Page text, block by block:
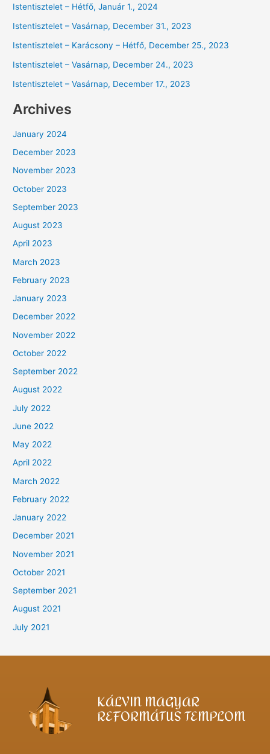
Istentisztelet – Hétfő, Január 1., 2024
Istentisztelet – Vasárnap, December 31., 2023
Istentisztelet – Karácsony – Hétfő, December 25., 2023
Istentisztelet – Vasárnap, December 24., 2023
Istentisztelet – Vasárnap, December 17., 2023
Archives
January 2024
December 2023
November 2023
October 2023
September 2023
August 2023
April 2023
March 2023
February 2023
January 2023
December 2022
November 2022
October 2022
September 2022
August 2022
July 2022
June 2022
May 2022
April 2022
March 2022
February 2022
January 2022
December 2021
November 2021
October 2021
September 2021
August 2021
July 2021
KÁLVIN MAGYAR
REFORMÁTUS TEMPLOM